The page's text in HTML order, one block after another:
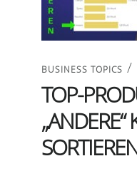
BUSINESS TOPICS /
TOP-
„ANDERE“